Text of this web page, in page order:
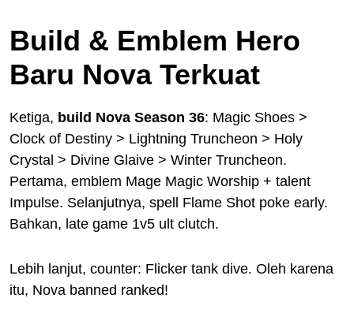
Build & Emblem Hero
Baru Nova Terkuat
Ketiga, build Nova Season 36: Magic Shoes >
Clock of Destiny > Lightning Truncheon > Holy
Crystal > Divine Glaive > Winter Truncheon.
Pertama, emblem Mage Magic Worship + talent
Impulse. Selanjutnya, spell Flame Shot poke early.
Bahkan, late game 1v5 ult clutch.
Lebih lanjut, counter: Flicker tank dive. Oleh karena
itu, Nova banned ranked!